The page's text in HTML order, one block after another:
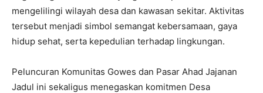
mengelilingi wilayah desa dan kawasan sekitar. Aktivitas
tersebut menjadi simbol semangat kebersamaan, gaya
hidup sehat, serta kepedulian terhadap lingkungan.
Peluncuran Komunitas Gowes dan Pasar Ahad Jajanan
Jadul ini sekaligus menegaskan komitmen Desa